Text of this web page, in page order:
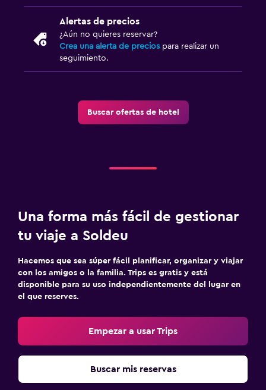
Sistema de entretenimiento
TV de pantalla plana
TV por cable o vía satélite
Sala de estar/TV compartida
Cubierta para piscina
Parque infantil
Estacionamiento y transporte
Estacionamiento
Estacionamiento privado
Habitación
Enchufe cerca de la cama
Alertas de precios
¿Aún no quieres reservar?
Crea una alerta de precios para realizar un
seguimiento.
Buscar ofertas de hotel
Una forma más fácil de gestionar
tu viaje a Soldeu
Hacemos que sea súper fácil planificar, organizar y viajar
con los amigos o la familia. Trips es gratis y está
disponible para su uso independientemente del lugar en
el que reserves.
Empezar a usar Trips
Buscar mis reservas